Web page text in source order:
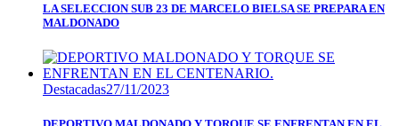
LA SELECCION SUB 23 DE MARCELO BIELSA SE PREPARA EN
MALDONADO
Destacadas27/11/2023